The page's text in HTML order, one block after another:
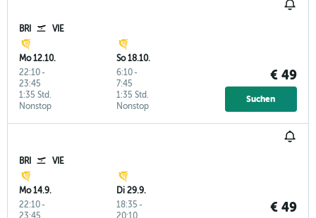
BRI VIE
Mo 12.10.
22:10-
23:45
Nonstop
1:35 Std.
So 18.10.
6:10-
7:45
Nonstop
1:35 Std.
€ 49
Suchen
BRI VIE
Mo 14.9.
22:10-
23:45
Di 29.9.
18:35 -
20:10
€ 49